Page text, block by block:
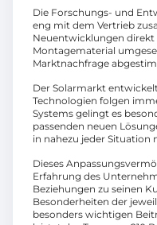
Die Forschungs- und
eng mit dem Vertrieb
Neuentwicklungen direkt
Montagematerial
Marktnachfrage
Der Solarmarkt
Technologien folgen
Systems gelingt es
passenden neuen
in nahezu jeder Situation
Dieses
Erfahrung des
Beziehungen zu seinen
Besonderheiten der
besonders wichtigen